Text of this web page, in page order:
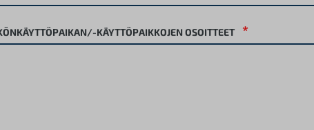
KÄYTTÖPAIKKOJEN OSOITTEET *